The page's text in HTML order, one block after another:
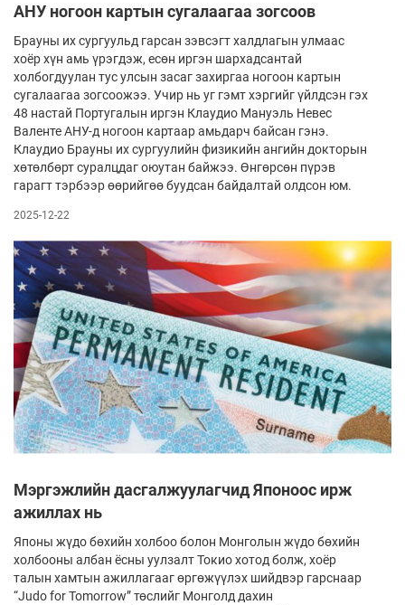
АНУ ногоон картын сугалаагаа зогсоов
Брауны их сургуульд гарсан зэвсэгт халдлагын улмаас
хоёр хүн амь үрэгдэж, есөн иргэн шархадсантай
холбогдуулан тус улсын засаг захиргаа ногоон картын
сугалаагаа зогсоожээ. Учир нь уг гэмт хэргийг үйлдсэн гэх
48 настай Португалын иргэн Клаудио Мануэль Невес
Валенте АНУ-д ногоон картаар амьдарч байсан гэнэ.
Клаудио Брауны их сургуулийн физикийн ангийн докторын
хөтөлбөрт суралцдаг оюутан байжээ. Өнгөрсөн пүрэв
гарагт тэрбээр өөрийгөө буудсан байдалтай олдсон юм.
2025-12-22
Мэргэжлийн дасгалжуулагчид Японоос ирж
ажиллах нь
Японы жүдо бөхийн холбоо болон Монголын жүдо бөхийн
холбооны албан ёсны уулзалт Токио хотод болж, хоёр
талын хамтын ажиллагааг өргөжүүлэх шийдвэр гарснаар
“Judo for Tomorrow” төслийг Монголд дахин